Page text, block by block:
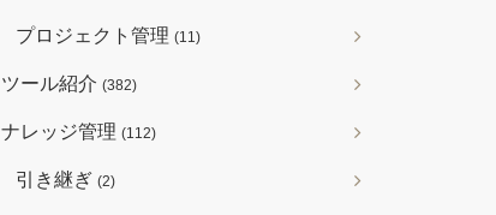
プロジェクト管理 (11)
ツール紹介 (382)
ナレッジ管理 (112)
引き継ぎ (2)